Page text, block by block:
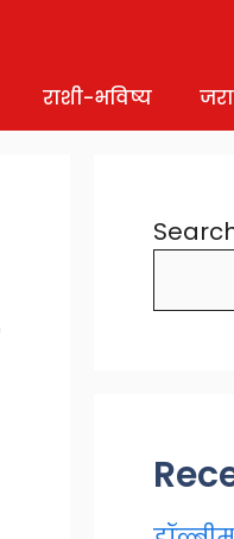
राशी-भविष्य